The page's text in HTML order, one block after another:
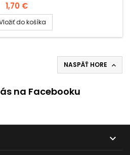
1,70 €
do košíka
NASPÄŤ HORE 
na Facebooku
